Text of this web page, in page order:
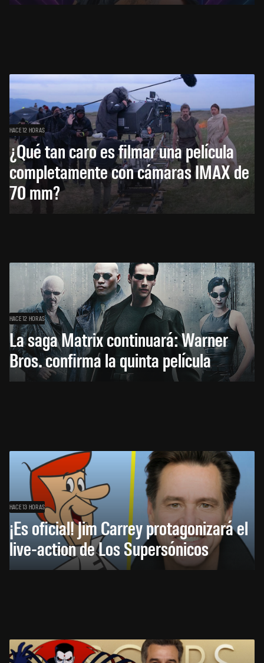
HACE 12 HORAS
¿Qué tan caro es filmar una película
completamente con cámaras IMAX de
70 mm?
HACE 12 HORAS
La saga Matrix continuará: Warner
Bros. confirma la quinta película
HACE 13 HORAS
¡Es oficial! Jim Carrey protagonizará el
live-action de Los Supersónicos